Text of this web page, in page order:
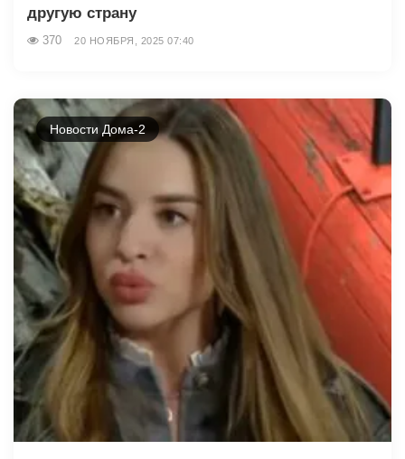
другую страну
370 20 НОЯБРЯ, 2025 07:40
Новости Дома-2